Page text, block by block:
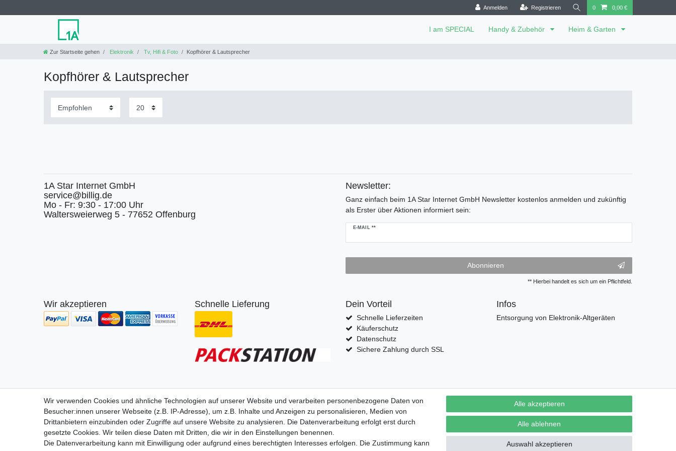
Anmelden Registrieren 0 0,00 €
I am SPECIAL Handy & Zubehör Heim & Garten
Zur Startseite gehen Elektronik Tv, Hifi & Foto Kopfhörer & Lautsprecher
Kopfhörer & Lautsprecher
1A Star Internet GmbH
service@billig.de
Mo - Fr: 9:30 - 17:00 Uhr
Waltersweierweg 5 - 77652 Offenburg
Newsletter:
Ganz einfach beim 1A Star Internet GmbH Newsletter kostenlos anmelden und zukünftig
als Erster über Aktionen informiert sein:
E-MAIL **
Newsletter
Abonnieren
** Hierbei handelt es sich um ein Pflichtfeld.
Wir akzeptieren Schnelle Lieferung
Wir liefern nach
Dein Vorteil
Schnelle Lieferzeiten
Käuferschutz
Datenschutz
Sichere Zahlung durch SSL
Infos
Entsorgung von Elektronik-Altgeräten
Wir verwenden Cookies und ähnliche Technologien auf unserer Website und verarbeiten personenbezogene Daten von
Besucher:innen unserer Webseite (z.B. IP-Adresse), um z.B. Inhalte und Anzeigen zu personalisieren, Medien von
Drittanbietern einzubinden oder Zugriffe auf unsere Website zu analysieren. Die Datenverarbeitung erfolgt erst durch
gesetzte Cookies. Wir teilen diese Daten mit Dritten, die wir in den Einstellungen benennen.
Die Datenverarbeitung kann mit Einwilligung oder aufgrund eines berechtigten Interesses erfolgen. Die Zustimmung kann
Alle akzeptieren
Alle ablehnen
Auswahl akzeptieren